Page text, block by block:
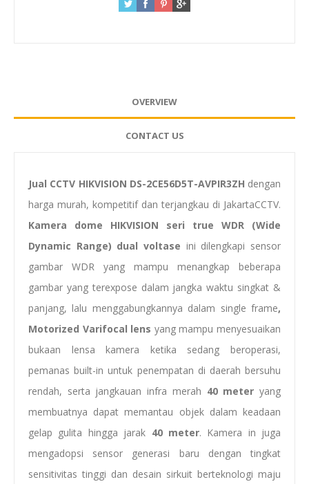
OVERVIEW
CONTACT US
Jual CCTV HIKVISION DS-2CE56D5T-AVPIR3ZH dengan
harga murah, kompetitif dan terjangkau di JakartaCCTV.
Kamera dome HIKVISION
seri
true WDR (Wide
Dynamic Range) dual voltase ini dilengkapi sensor
gambar WDR yang mampu menangkap beberapa
gambar yang terexpose dalam jangka waktu singkat &
panjang, lalu menggabungkannya dalam single frame,
Motorized Varifocal lens yang mampu menyesuaikan
bukaan lensa kamera ketika sedang beroperasi,
pemanas built-in untuk penempatan di daerah bersuhu
rendah, serta jangkauan infra merah 40 meter yang
membuatnya dapat memantau objek dalam keadaan
gelap gulita hingga jarak 40 meter. Kamera in juga
mengadopsi sensor generasi baru dengan tingkat
sensitivitas tinggi dan desain sirkuit berteknologi maju